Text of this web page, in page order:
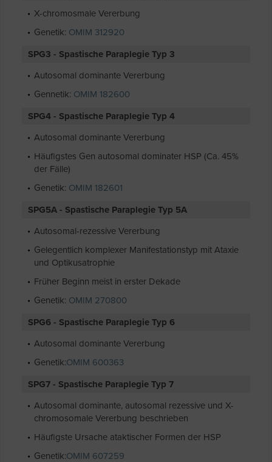
X-chromosmale Vererbung
Genetik: OMIM 312920
SPG3 - Spastische Paraplegie Typ 3
Autosomal dominante Vererbung
Gennetik: OMIM 182600
SPG4 - Spastische Paraplegie Typ 4
Autosomal dominante Vererbung
Häufigstes Gen autosomal dominater HSP (Ca. 45%
der Fälle)
Genetik: OMIM 182601
SPG5A - Spastische Paraplegie Typ 5A
Autosomal-rezessive Vererbung
Gelegentlich komplexer Manifestationstyp mit Ataxie
und Optikusatrophie
Früher Beginn meist in erster Dekade
Genetik: OMIM 270800
SPG6 - Spastische Paraplegie Typ 6
Autosomal dominante Vererbung
Genetik:OMIM 600363
SPG7 - Spastische Paraplegie Typ 7
Autosomal dominante, autosomal rezessive und X-
chromosomale Vererbung beschrieben
Häufigste Ursache ataktischer Formen der HSP
Genetik:OMIM 607259